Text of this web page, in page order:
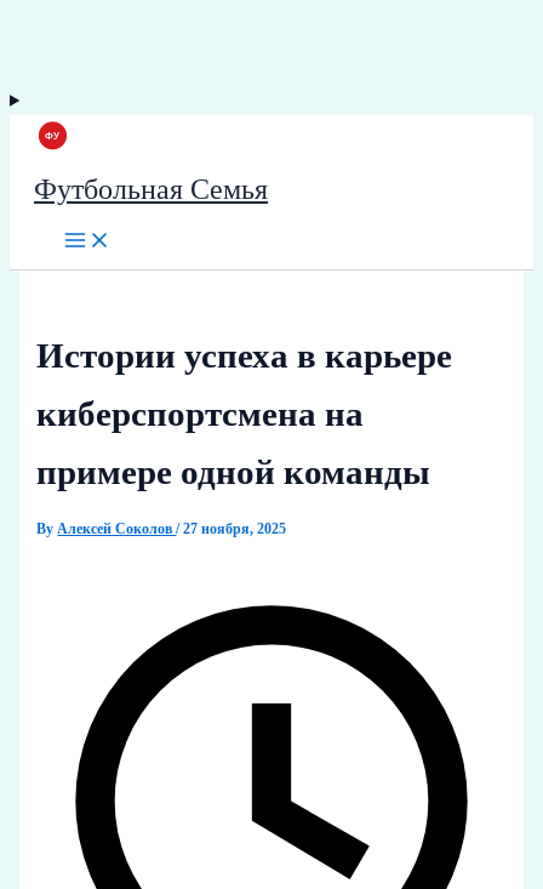
Футбольная Семья
Истории успеха в карьере
киберспортсмена на
примере одной команды
ByАлексей Соколов/27 ноября, 2025